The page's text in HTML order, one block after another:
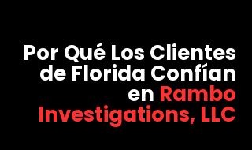
Por Qué Los Clientes
de Florida Confían
en Rambo
Investigations, LLC